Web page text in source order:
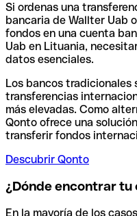
Si ordenas una
bancaria de Wallter Uab
fondos en una cuenta
Uab en Lituania,
datos esenciales.
Los bancos tradicionales
transferencias
más elevadas. Como
Qonto ofrece una
transferir fondos
Descubrir Qonto
¿Dónde encontrar tu
En la mayoría de los